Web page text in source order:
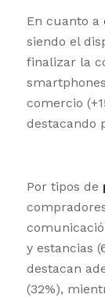
En cuanto a
siendo el
finalizar la
comercio
destacando
Por tipos de
y estancias
destacan
(32%),